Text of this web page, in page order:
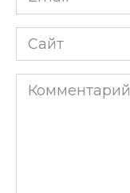
*
Сайт
Комментарий